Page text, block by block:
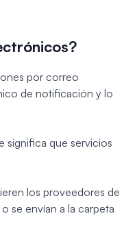
por correo
de notificación y lo
significa que servicios
los proveedores de
se envían a la carpeta